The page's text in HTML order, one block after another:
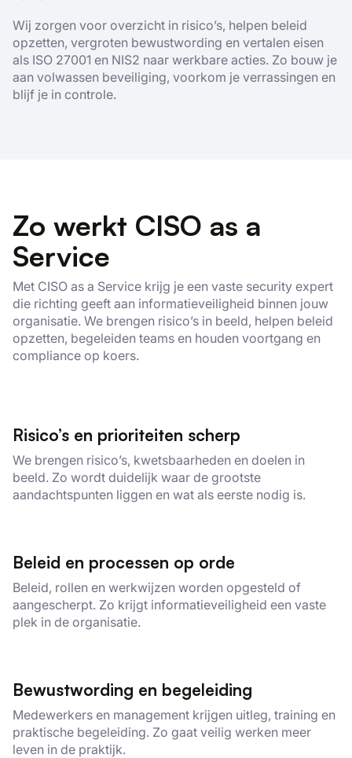
Wij zorgen voor overzicht in risico’s, helpen beleid
opzetten, vergroten bewustwording en vertalen eisen
als ISO 27001 en NIS2 naar werkbare acties. Zo bouw je
aan volwassen beveiliging, voorkom je verrassingen en
blijf je in controle.
Zo werkt CISO as a
Service
Met CISO as a Service krijg je een vaste security expert
die richting geeft aan informatieveiligheid binnen jouw
organisatie. We brengen risico’s in beeld, helpen beleid
opzetten, begeleiden teams en houden voortgang en
compliance op koers.
Risico’s en prioriteiten scherp
We brengen risico’s, kwetsbaarheden en doelen in
beeld. Zo wordt duidelijk waar de grootste
aandachtspunten liggen en wat als eerste nodig is.
Beleid en processen op orde
Beleid, rollen en werkwijzen worden opgesteld of
aangescherpt. Zo krijgt informatieveiligheid een vaste
plek in de organisatie.
Bewustwording en begeleiding
Medewerkers en management krijgen uitleg, training en
praktische begeleiding. Zo gaat veilig werken meer
leven in de praktijk.